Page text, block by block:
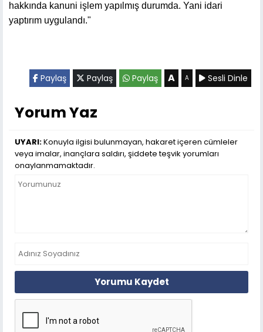
hakkında kanuni işlem yapılmış durumda. Yani idari
yaptırım uygulandı."
Paylaş Paylaş Paylaş A A Sesli Dinle
Yorum Yaz
UYARI:Konuyla ilgisi bulunmayan, hakaret içeren cümleler
veya imalar, inançlara saldırı, şiddete teşvik yorumları
onaylanmamaktadır.
Yorumu Kaydet